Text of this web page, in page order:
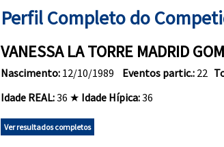
Perfil Completo do
VANESSA LA TORRE MADRID
Nascimento: 12/10/1989 Eventos partic.: 22
Idade REAL:36 ★ Idade Hípica:36
Ver resultados completos